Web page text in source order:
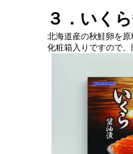
３．いく
北海道産の秋鮭卵を原
化粧箱入りです